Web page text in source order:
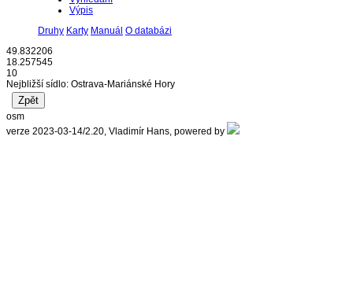
Výpis
Druhy Karty Manuál O databázi
49.832206
18.257545
10
Nejbližší sídlo: Ostrava-Mariánské Hory
osm
verze 2023-03-14/2.20, Vladimír Hans, powered by